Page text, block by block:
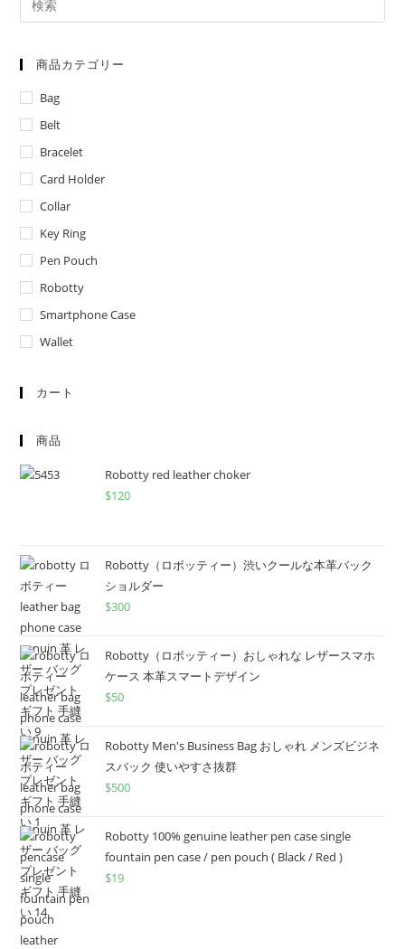
商品カテゴリー
Bag
Belt
Bracelet
Card Holder
Collar
Key Ring
Pen Pouch
Robotty
Smartphone Case
Wallet
カート
商品
Robotty red leather choker
$120
Robotty（ロボッティー）渋いクールな本革バック
ショルダー
$300
Robotty（ロボッティー）おしゃれな レザースマホ
ケース 本革スマートデザイン
$50
Robotty Men's Business Bag おしゃれ メンズビジネ
スバック 使いやすさ抜群
$500
Robotty 100% genuine leather pen case single
fountain pen case / pen pouch ( Black / Red )
$19